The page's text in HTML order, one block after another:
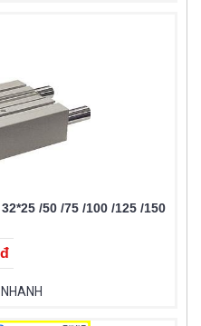
/50 /75 /100 /125 /150